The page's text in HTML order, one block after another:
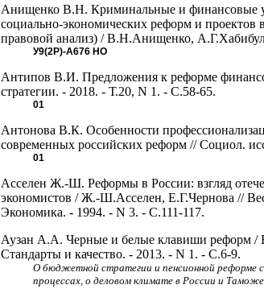
Анищенко В.Н. Криминальные и финансовые
социально-экономических реформ и проектов
правовой анализ) / В.Н.Анищенко,
У9(2Р)-А676 НО
Антипов В.И. Предложения к реформе
стратегии. - 2018. - Т.20, N 1. - С.58-65.
01
Антонова В.К. Особенности
современных российских реформ // Социол.
01
Асселен Ж.-Ш. Реформы в России: взгляд
экономистов / Ж.-Ш.Асселен, Е.Г.Чернова //
Экономика. - 1994. - N 3. - С.111-117.
Аузан А.А. Черные и белые клавиши реформ /
Стандарты и качество. - 2013. - N 1. - С.6-9.
О бюджетной стратегии и пенсионной реформе
процессах, о деловом климате в России и